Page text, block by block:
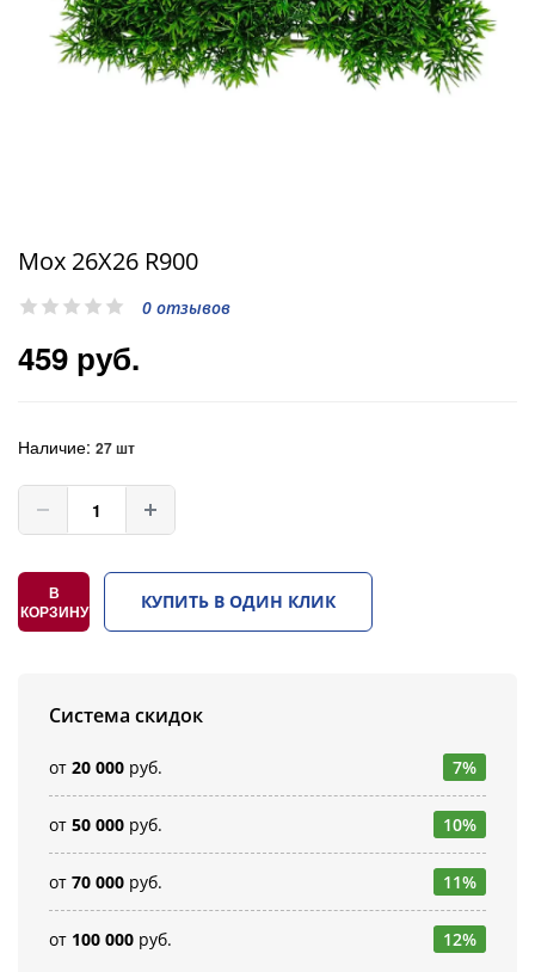
Мох 26Х26 R900
0 отзывов
459 руб.
Наличие: 27 шт
В
КОРЗИНУ
КУПИТЬ В ОДИН КЛИК
Система скидок
от 20 000 руб. 7%
от 50 000 руб. 10%
от 70 000 руб. 11%
от 100 000 руб. 12%